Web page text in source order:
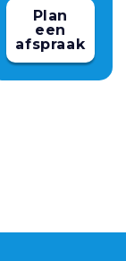
Plan
een
afspraak